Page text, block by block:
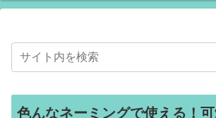
色んなネーミングで使える！